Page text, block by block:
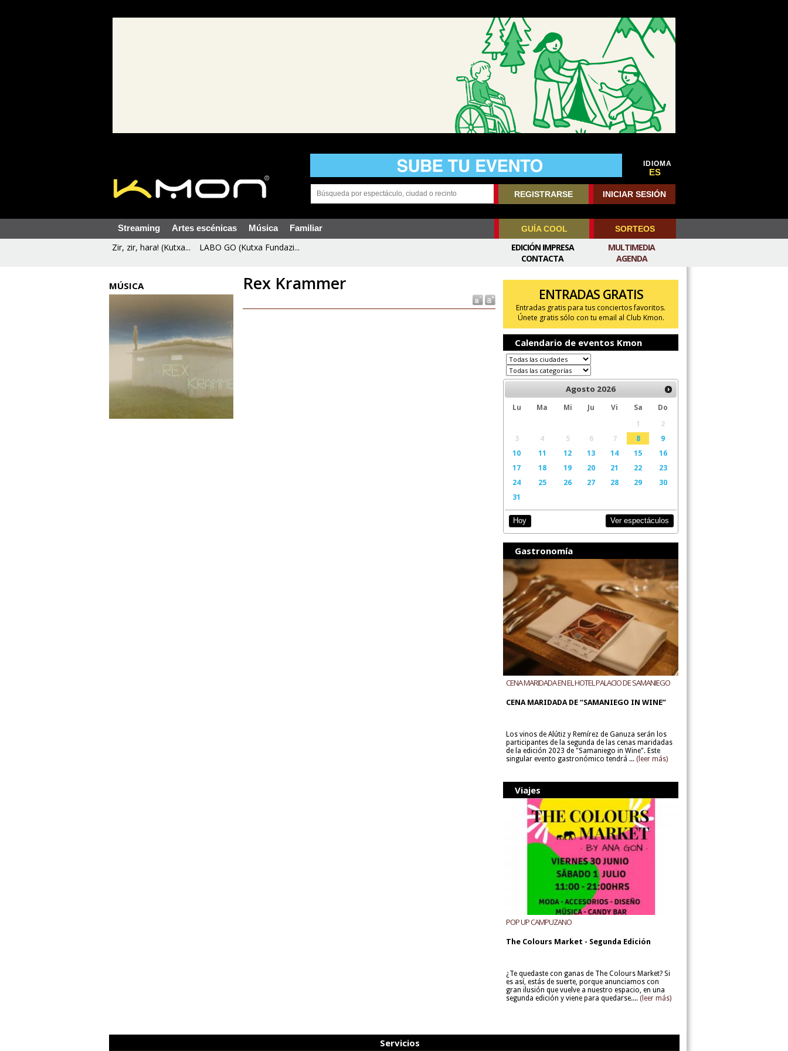
IDIOMA
ES
REGISTRARSE INICIAR SESIÓN
Streaming Artes escénicas Música Familiar GUÍA COOL SORTEOS
Zir, zir, hara! (Kutxa... LABO GO (Kutxa Fundazi...
MULTIMEDIA
AGENDA
EDICIÓN IMPRESA
CONTACTA
MÚSICA Rex Krammer
ENTRADAS GRATIS
Entradas gratis para tus conciertos favoritos.
Únete gratis sólo con tu email al Club Kmon.
Calendario de eventos Kmon
Agosto 2026
Lu Ma Mi Ju Vi Sa
Do
1
2
3
4 5 6 7 8
9
10
11 12 13 14 15
16
17
18 19 20 21 22
23
24
25 26 27 28 29
30
31
Hoy Ver espectáculos
Gastronomía
CENA MARIDADA EN EL HOTEL PALACIO DE SAMANIEGO
CENA MARIDADA DE “SAMANIEGO IN WINE”
Los vinos de Alútiz y Remírez de Ganuza serán los
participantes de la segunda de las cenas maridadas
de la edición 2023 de "Samaniego in Wine". Este
singular evento gastronómico tendrá ... (leer más)
Viajes
POP UP CAMPUZANO
The Colours Market - Segunda Edición
¿Te quedaste con ganas de The Colours Market? Si
es así, estás de suerte, porque anunciamos con
gran ilusión que vuelve a nuestro espacio, en una
segunda edición y viene para quedarse.... (leer más)
Servicios